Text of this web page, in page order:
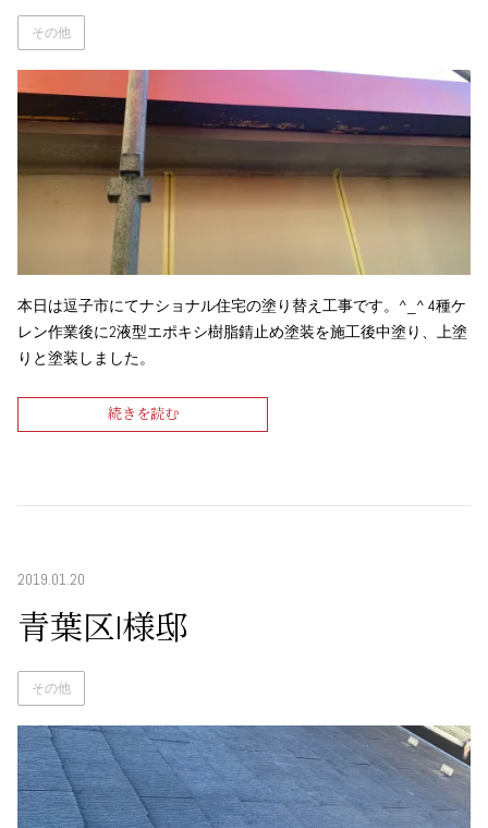
その他
本日は逗子市にてナショナル住宅の塗り替え工事です。^_^ 4種ケ
レン作業後に2液型エポキシ樹脂錆止め塗装を施工後中塗り、上塗
りと塗装しました。
続きを読む
2019.01.20
青葉区I様邸
その他